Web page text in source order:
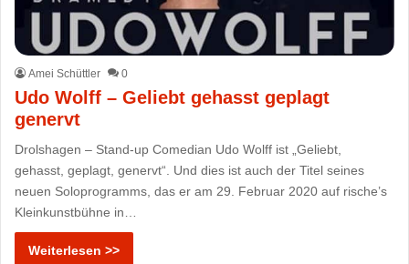
Amei Schüttler 0
Udo Wolff – Geliebt gehasst geplagt
genervt
Drolshagen – Stand-up Comedian Udo Wolff ist „Geliebt,
gehasst, geplagt, genervt“. Und dies ist auch der Titel seines
neuen Soloprogramms, das er am 29. Februar 2020 auf rische’s
Kleinkunstbühne in…
Weiterlesen >>